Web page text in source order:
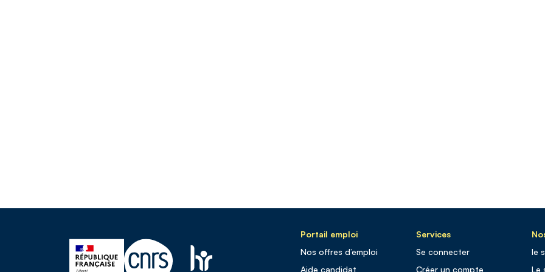
Portail emploi
Nos offres d’emploi
Aide candidat
Services
Se connecter
Créer un compte
le
Le